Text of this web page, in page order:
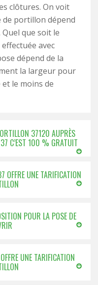
clôtures. On voit
de portillon dépend
que soit le
avec
dépend de la
la largeur pour
le moins de
37120 AUPRÈS
37 C’EST 100 % GRATUIT
OFFRE UNE TARIFICATION
POUR LA POSE DE
UNE TARIFICATION